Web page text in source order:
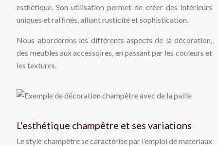
esthétique. Son utilisation permet de créer des intérieurs
uniques et raffinés, alliant rusticité et sophistication.
Nous aborderons les différents aspects de la décoration,
des meubles aux accessoires, en passant par les couleurs et
les textures.
L’esthétique champêtre et ses variations
Le style champêtre se caractérise par l’emploi de matériaux